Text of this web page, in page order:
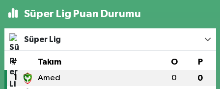
Süper Lig Puan Durumu
Süper Lig
# Takım O P
1 Amed 0 0